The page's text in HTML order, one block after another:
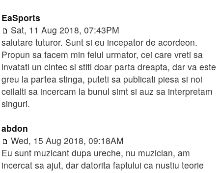
EaSports
Sat, 11 Aug 2018, 07:43PM
salutare tuturor. Sunt si eu incepator de acordeon.
Propun sa facem min felul urmator, cei care vreti sa
invatati un cintec si stiti doar parta dreapta, dar va este
greu la partea stinga, puteti sa publicati piesa si noi
ceilalti sa incercam la bunul simt si auz sa interpretam
singuri.
abdon
Wed, 15 Aug 2018, 09:18AM
Eu sunt muzicant dupa ureche, nu muzician, am
incercat sa ajut, dar datorita faptului ca nustiu teorie